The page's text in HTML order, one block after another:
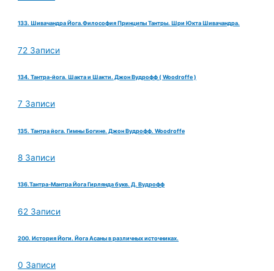
133. Шивачандра Йога.Философия Принципы Тантры. Шри Юкта Шивачандра.
72 Записи
134. Тантра-йога. Шакта и Шакти. Джон Вудрофф ( Woodroffe )
7 Записи
135. Тантра йога. Гимны Богине. Джон Вудрофф. Woodroffe
8 Записи
136.Тантра-Мантра Йога Гирлянда букв. Д. Вудрофф
62 Записи
200. История Йоги. Йога Асаны в различных источниках.
0 Записи